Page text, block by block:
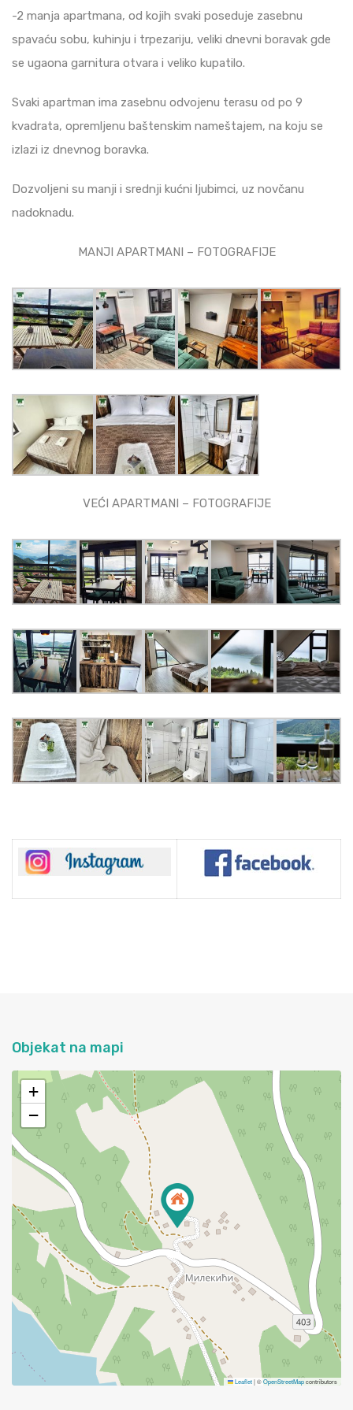
-2 manja apartmana, od kojih svaki poseduje zasebnu
spavaću sobu, kuhinju i trpezariju, veliki dnevni boravak gde
se ugaona garnitura otvara i veliko kupatilo.
Svaki apartman ima zasebnu odvojenu terasu od po 9
kvadrata, opremljenu baštenskim nameštajem, na koju se
izlazi iz dnevnog boravka.
Dozvoljeni su manji i srednji kućni ljubimci, uz novčanu
nadoknadu.
MANJI APARTMANI – FOTOGRAFIJE
VEĆI APARTMANI – FOTOGRAFIJE
Objekat na mapi
+
−
Leaflet|©OpenStreetMapcontributors